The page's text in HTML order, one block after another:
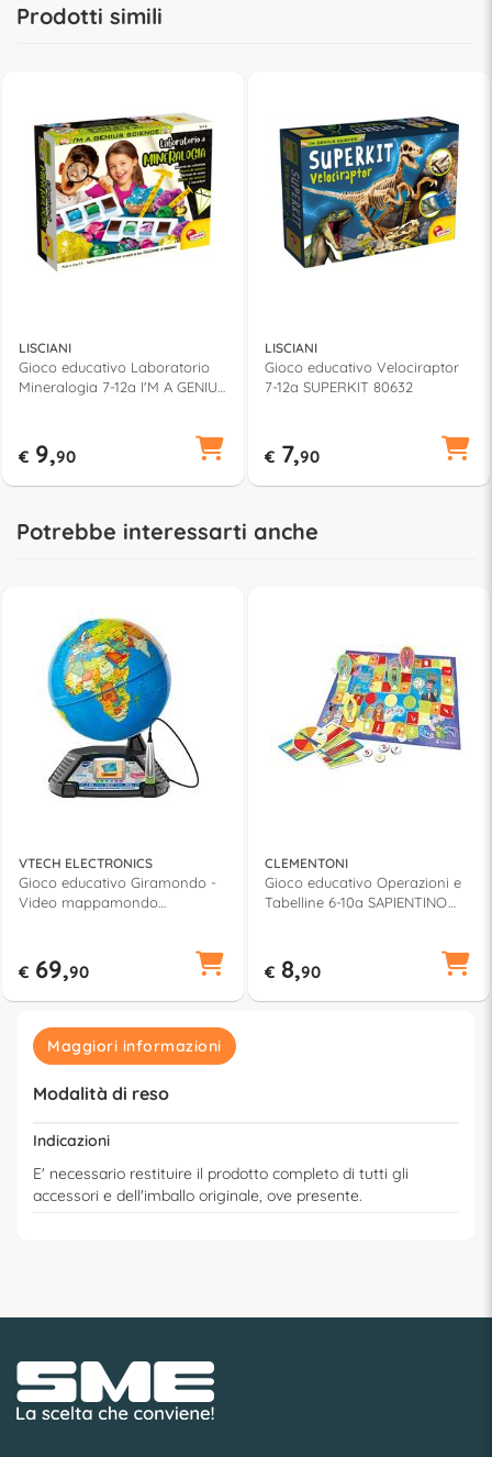
Prodotti simili
LISCIANI
Gioco educativo Laboratorio
Mineralogia 7-12a I'M A GENIUS
€ 9,90
LISCIANI
Gioco educativo Velociraptor
7-12a SUPERKIT 80632
€ 7,90
Potrebbe interessarti anche
VTECH ELECTRONICS
Gioco educativo Giramondo -
Video mappamondo
€ 69,90
CLEMENTONI
Gioco educativo Operazioni e
Tabelline 6-10a SAPIENTINO
€ 8,90
Maggiori informazioni
Modalità di reso
Indicazioni
E' necessario restituire il prodotto completo di tutti gli
accessori e dell'imballo originale, ove presente.